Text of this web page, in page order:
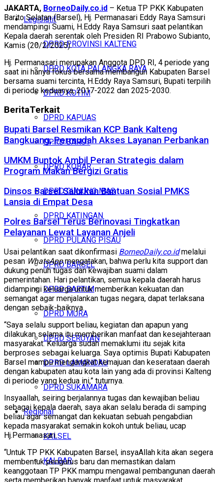
Legislatif
DPRD PROVINSI KALTENG
DPRD KOTA PALANGKA RAYA
DPRD KOTIM
DPRD KAPUAS
DPRD BARUT
DPRD KOBAR
DPRD GUNUNG MAS
DPRD KATINGAN
DPRD PULANG PISAU
DPRD BARSEL
DPRD BARTIM
DPRD MURA
DPRD SERUYAN
DPRD LAMANDAU
DPRD SUKAMARA
Regional
KALSEL
KALBAR
JAKARTA, BorneoDaily.co.id – Ketua TP PKK Kabupaten
Barito Selatan (Barsel), Hj. Permanasari Eddy Raya Samsuri
mendampingi Suami, H.Eddy Raya Samsuri saat pelantikan
Kepala daerah serentak oleh Presiden RI Prabowo Subianto,
Kamis (20/2/2025).
Hj. Permanasari merupakan Anggota DPD RI, 4 periode yang
saat ini hanya fokus bersama membangun Kabupaten Barsel
bersama suami tercinta, H.Eddy Raya Samsuri, Bupati terpilih
di periode keduanya, 2017-2022 dan 2025-2030.
BeritaTerkait
Bupati Barsel Resmikan KCP Bank Kalteng
Bangkuang, Permudah Akses Layanan Perbankan
UMKM Buntok Ambil Peran Strategis dalam
Program Makan Bergizi Gratis
Dinsos Barsel Salurkan Bantuan Sosial PMKS
Lansia di Empat Desa
Polres Barsel Terus Berinovasi Tingkatkan
Pelayanan Lewat Layanan Anjeli
Usai pelantikan saat dikonfirmasi BorneoDaily.co.idmelalui
pesan WhatsAppmengatakan, bahwa perlu kita support dan
dukung penuh tugas dan kewajiban suami dalam
pemerintahan. Hari pelantikan, semua kepala daerah harus
didampingi keluarga untuk memberikan kekuatan dan
semangat agar menjalankan tugas negara, dapat terlaksana
dengan sebaik-baiknya.
“Saya selalu support beliau, kegiatan dan apapun yang
dilakukan selama itu memberikan manfaat dan kesejahteraan
masyarakat. Keluarga sudah memaklumi itu sejak kita
berproses sebagai keluarga. Saya optimis Bupati Kabupaten
Barsel mampu mengangkat kemajuan dan keserataan daerah
dengan kabupaten atau kota lain yang ada di provinsi Kalteng
di periode yang kedua ini,” tuturnya.
Insyaallah, seiring berjalannya tugas dan kewajiban beliau
sebagai kepala daerah, saya akan selalu berada di samping
beliau agar semangat dan kekuatan sebuah pengabdian
kepada masyarakat semakin kokoh untuk beliau, ucap
Hj.Permanasari.
“Untuk TP PKK Kabupaten Barsel, insyaAllah kita akan segera
membentuk pengurus baru dan memastikan dalam
keanggotaan TP PKK mampu mengawal pembangunan daerah